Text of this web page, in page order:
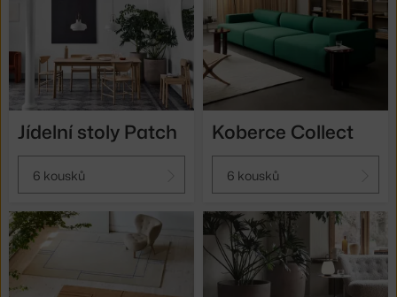
Jídelní stoly Patch
6 kousků
Koberce Collect
6 kousků